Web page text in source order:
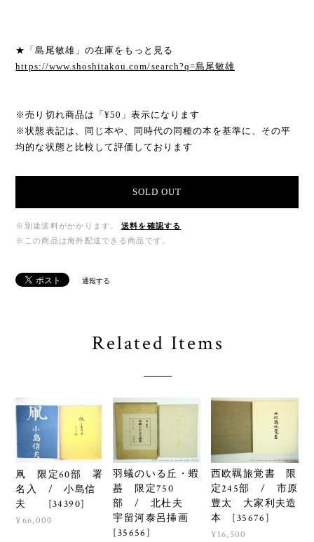
★「島尾敏雄」の在庫をもっと見る
https://www.shoshitakou.com/search?q=島尾敏雄
※売り切れ商品は「¥50」表示になります
※状態表記は、同じ本や、同時代の同種の本を基準に、その平
均的な状態と比較して評価しております
SOLD OUT
※別途送料がかかります。
送料を確認する
※この商品は海外配送できる商品です。
通報する
Related Items
凧 限定60部 署
名入 / 小島信
夫 [34390]
¥66,000
羽蟻のいる丘・蝦
蟇 限定750
部 / 北杜夫
宇留河泰呂挿画
[35656]
西欧羈旅覚書 限
定245部 / 市原
豊太 大家利夫造
本 [35676]
¥16,500